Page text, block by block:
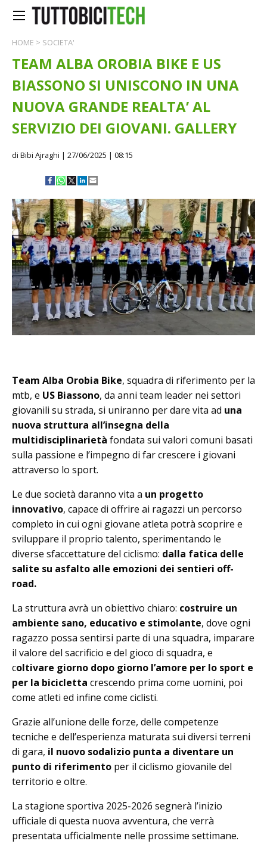
HOME > SOCIETA'
TEAM ALBA OROBIA BIKE E US
BIASSONO SI UNISCONO IN UNA
NUOVA GRANDE REALTA’ AL
SERVIZIO DEI GIOVANI. GALLERY
di Bibi Ajraghi | 27/06/2025 | 08:15
Team Alba Orobia Bike, squadra di riferimento per la
mtb, e US Biassono, da anni team leader nei settori
giovanili su strada, si uniranno per dare vita ad una
nuova struttura all’insegna della
multidisciplinarietà fondata sui valori comuni basati
sulla passione e l’impegno di far crescere i giovani
attraverso lo sport.
Le due società daranno vita a un progetto
innovativo, capace di offrire ai ragazzi un percorso
completo in cui ogni giovane atleta potrà scoprire e
sviluppare il proprio talento, sperimentando le
diverse sfaccettature del ciclismo: dalla fatica delle
salite su asfalto alle emozioni dei sentieri off-
road.
La struttura avrà un obiettivo chiaro: costruire un
ambiente sano, educativo e stimolante, dove ogni
ragazzo possa sentirsi parte di una squadra, imparare
il valore del sacrificio e del gioco di squadra, e
coltivare giorno dopo giorno l’amore per lo sport e
per la bicicletta crescendo prima come uomini, poi
come atleti ed infine come ciclisti.
Grazie all’unione delle forze, delle competenze
tecniche e dell’esperienza maturata sui diversi terreni
di gara, il nuovo sodalizio punta a diventare un
punto di riferimento per il ciclismo giovanile del
territorio e oltre.
La stagione sportiva 2025-2026 segnerà l’inizio
ufficiale di questa nuova avventura, che verrà
presentata ufficialmente nelle prossime settimane.